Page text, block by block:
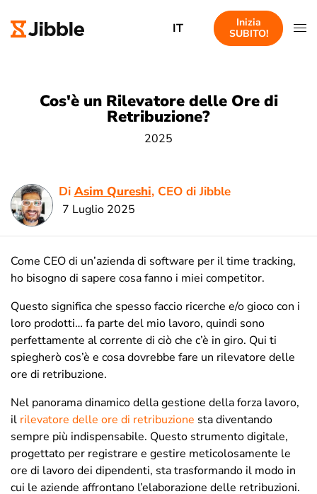
IT
Inizia
SUBITO!
Cos'è un Rilevatore delle Ore di
Retribuzione?
2025
Di Asim Qureshi, CEO di Jibble
7 Luglio 2025
Come CEO di un’azienda di software per il time tracking,
ho bisogno di sapere cosa fanno i miei competitor.
Questo significa che spesso faccio ricerche e/o gioco con i
loro prodotti… fa parte del mio lavoro, quindi sono
perfettamente al corrente di ciò che c’è in giro. Qui ti
spiegherò cos’è e cosa dovrebbe fare un rilevatore delle
ore di retribuzione.
Nel panorama dinamico della gestione della forza lavoro,
il rilevatore delle ore di retribuzione sta diventando
sempre più indispensabile. Questo strumento digitale,
progettato per registrare e gestire meticolosamente le
ore di lavoro dei dipendenti, sta trasformando il modo in
cui le aziende affrontano l’elaborazione delle retribuzioni.